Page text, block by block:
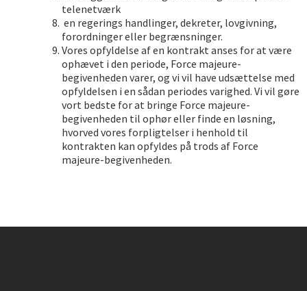
telenetværk
en regerings handlinger, dekreter, lovgivning,
forordninger eller begrænsninger.
Vores opfyldelse af en kontrakt anses for at være
ophævet i den periode, Force majeure-
begivenheden varer, og vi vil have udsættelse med
opfyldelsen i en sådan periodes varighed. Vi vil gøre
vort bedste for at bringe Force majeure-
begivenheden til ophør eller finde en løsning,
hvorved vores forpligtelser i henhold til
kontrakten kan opfyldes på trods af Force
majeure-begivenheden.